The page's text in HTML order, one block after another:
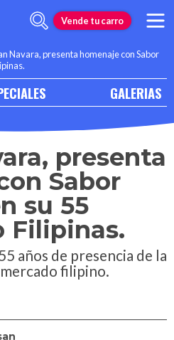
Vende tu carro
Navara, presenta homenaje con Sabor
GALERIAS
presenta
Sabor
su 55
Filipinas.
años de presencia de la
filipino.